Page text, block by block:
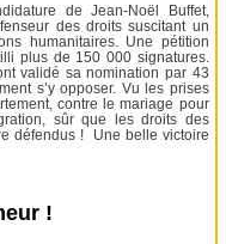
de Jean-Noël Buffet,
des droits suscitant un
humanitaires. Une pétition
plus de 150 000 signatures.
validé sa nomination par 43
s’y opposer. Vu les prises
contre le mariage pour
sûr que les droits des
défendus ! Une belle victoire
!